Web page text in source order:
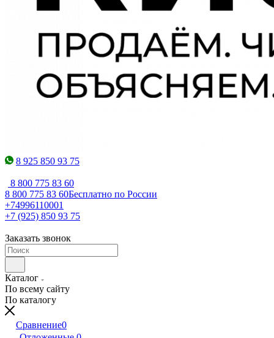
8 925 850 93 75
8 800 775 83 60
8 800 775 83 60Бесплатно по России
+74996110001
+7 (925) 850 93 75
Заказать звонок
Каталог
По всему сайту
По каталогу
Сравнение0